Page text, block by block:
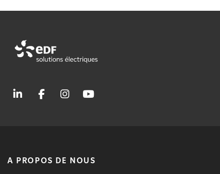
A PROPOS DE NOUS